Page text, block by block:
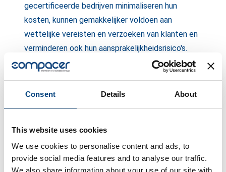
Consent Details About
This website uses cookies
We use cookies to personalise content and ads, to
provide social media features and to analyse our traffic.
We also share information about your use of our site with
gecertificeerde bedrijven minimaliseren hun
kosten, kunnen gemakkelijker voldoen aan
wettelijke vereisten en verzoeken van klanten en
verminderen ook hun aansprakelijkheidsrisico's.
Het certificaat helpt dus elk bedrijf om maximale
mijlpaal voor compacer. Het weerspiegelt niet
alleen ons streven naar uitstekende
veiligheidspraktijken, maar benadrukt ook de